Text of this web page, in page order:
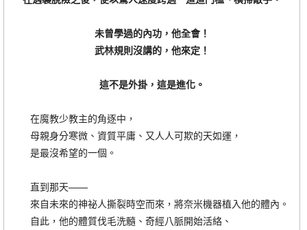
未曾學過的內功，他全會！
武林規則沒講的，他來定！
這不是外掛，這是進化。
在魔教少教主的角逐中，
母親身分寒微、資質平庸、又人人可欺的天如運，
是最沒希望的一個。
直到那天——
來自未來的神祕人撕裂時空而來，將奈米機器植入他的體內。
自此，他的體質伐毛洗髓、奇經八脈開始活絡、